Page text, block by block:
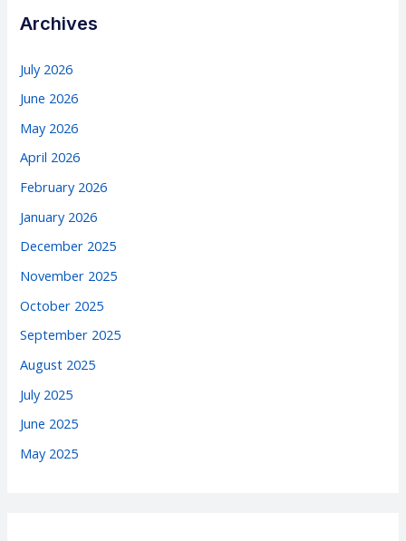
Archives
July 2026
June 2026
May 2026
April 2026
February 2026
January 2026
December 2025
November 2025
October 2025
September 2025
August 2025
July 2025
June 2025
May 2025